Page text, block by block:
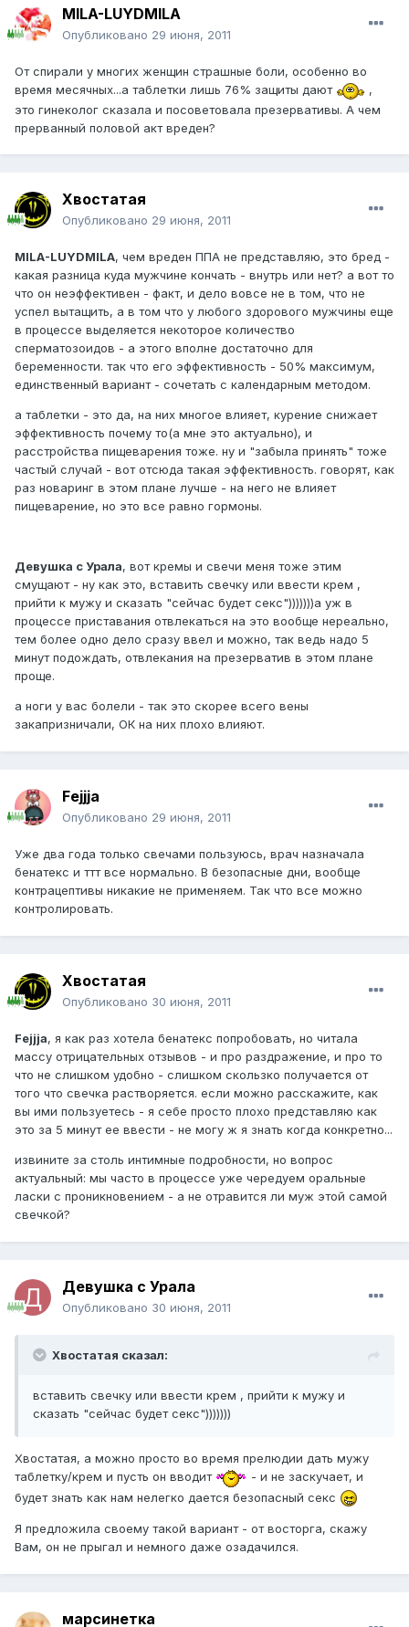
MILA-LUYDMILA
Опубликовано 29 июня, 2011
От спирали у многих женщин страшные боли, особенно во
время месячных...а таблетки лишь 76% защиты дают
,
это гинеколог сказала и посоветовала презервативы. А чем
прерванный половой акт вреден?
Хвостатая
Опубликовано 29 июня, 2011
MILA-LUYDMILA, чем вреден ППА не представляю, это бред -
какая разница куда мужчине кончать - внутрь или нет? а вот то
что он неэффективен - факт, и дело вовсе не в том, что не
успел вытащить, а в том что у любого здорового мужчины еще
в процессе выделяется некоторое количество
сперматозоидов - а этого вполне достаточно для
беременности. так что его эффективность - 50% максимум,
единственный вариант - сочетать с календарным методом.
а таблетки - это да, на них многое влияет, курение снижает
эффективность почему то(а мне это актуально), и
расстройства пищеварения тоже. ну и "забыла принять" тоже
частый случай - вот отсюда такая эффективность. говорят, как
раз новаринг в этом плане лучше - на него не влияет
пищеварение, но это все равно гормоны.
Девушка с Урала, вот кремы и свечи меня тоже этим
смущают - ну как это, вставить свечку или ввести крем ,
прийти к мужу и сказать "сейчас будет секс")))))))а уж в
процессе приставания отвлекаться на это вообще нереально,
тем более одно дело сразу ввел и можно, так ведь надо 5
минут подождать, отвлекания на презерватив в этом плане
проще.
а ноги у вас болели - так это скорее всего вены
закапризничали, ОК на них плохо влияют.
Fejjja
Опубликовано 29 июня, 2011
Уже два года только свечами пользуюсь, врач назначала
бенатекс и ттт все нормально. В безопасные дни, вообще
контрацептивы никакие не применяем. Так что все можно
контролировать.
Хвостатая
Опубликовано 30 июня, 2011
Fejjja, я как раз хотела бенатекс попробовать, но читала
массу отрицательных отзывов - и про раздражение, и про то
что не слишком удобно - слишком скользко получается от
того что свечка растворяется. если можно расскажите, как
вы ими пользуетесь - я себе просто плохо представляю как
это за 5 минут ее ввести - не могу ж я знать когда конкретно...
извините за столь интимные подробности, но вопрос
актуальный: мы часто в процессе уже чередуем оральные
ласки с проникновением - а не отравится ли муж этой самой
свечкой?
Девушка с Урала
Опубликовано 30 июня, 2011
Хвостатая сказал:
вставить свечку или ввести крем , прийти к мужу и
сказать "сейчас будет секс")))))))
Хвостатая, а можно просто во время прелюдии дать мужу
таблетку/крем и пусть он вводит
- и не заскучает, и
будет знать как нам нелегко дается безопасный секс
Я предложила своему такой вариант - от восторга, скажу
Вам, он не прыгал и немного даже озадачился.
марсинетка